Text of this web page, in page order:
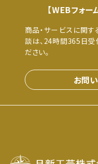
【WEBフォ
商品・サービスに関
談は、24時間365日受
ださい。
お問